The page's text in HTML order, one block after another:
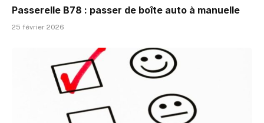
Passerelle B78 : passer de boîte auto à manuelle
25 février 2026